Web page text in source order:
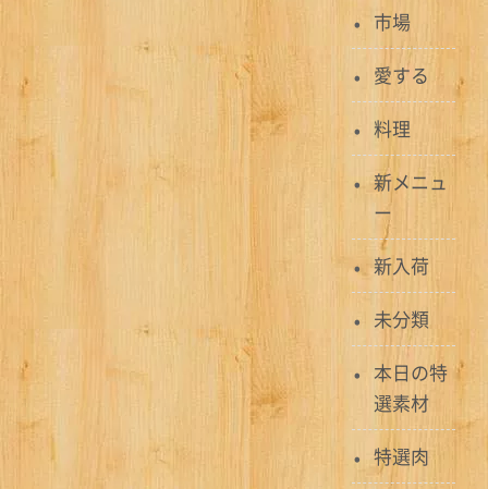
市場
愛する
料理
新メニュ
ー
新入荷
未分類
本日の特
選素材
特選肉